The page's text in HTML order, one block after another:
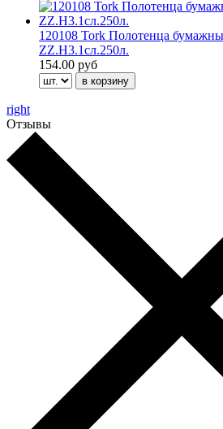
120108 Tork Полотенца
ZZ.Н3.1сл.250л.
154.00 руб
right
Отзывы